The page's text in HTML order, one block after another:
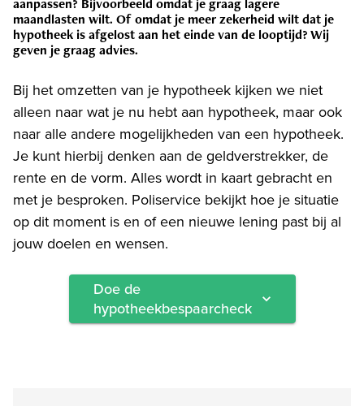
aanpassen? Bijvoorbeeld omdat je graag lagere
maandlasten wilt. Of omdat je meer zekerheid wilt dat je
hypotheek is afgelost aan het einde van de looptijd? Wij
geven je graag advies.
Bij het omzetten van je hypotheek kijken we niet
alleen naar wat je nu hebt aan hypotheek, maar ook
naar alle andere mogelijkheden van een hypotheek.
Je kunt hierbij denken aan de geldverstrekker, de
rente en de vorm. Alles wordt in kaart gebracht en
met je besproken. Poliservice bekijkt hoe je situatie
op dit moment is en of een nieuwe lening past bij al
jouw doelen en wensen.
Doe de
hypotheekbespaarcheck